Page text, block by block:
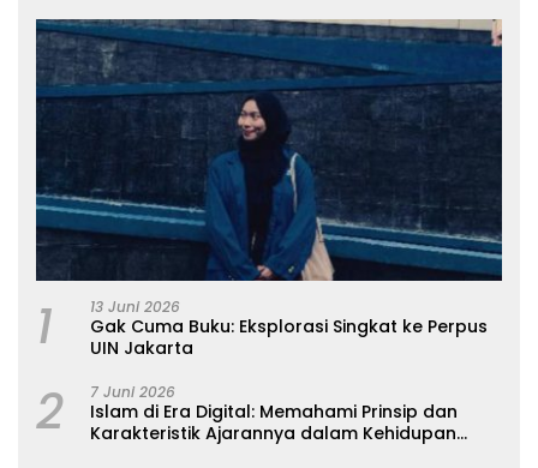
1 13 Juni 2026
Gak Cuma Buku: Eksplorasi Singkat ke Perpus
UIN Jakarta
2 7 Juni 2026
Islam di Era Digital: Memahami Prinsip dan
Karakteristik Ajarannya dalam Kehidupan